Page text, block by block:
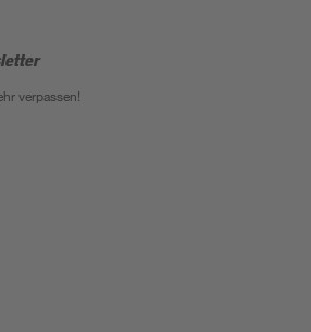
verpassen!